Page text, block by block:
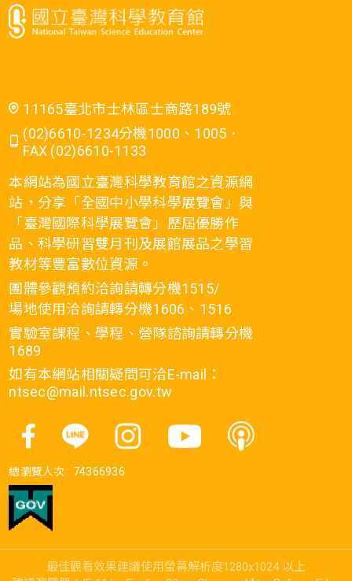
11165臺北市士林區士商路189號
(02)6610-1234分機1000、1005．
FAX (02)6610-1133
本網站為國立臺灣科學教育館之資源網
站，分享「全國中小學科學展覽會」與
「臺灣國際科學展覽會」歷屆優勝作
品、科學研習雙月刊及展館展品之學習
教材等豐富數位資源。
團體參觀預約洽詢請轉分機1515/
場地使用洽詢請轉分機1606、1516
實驗室課程、學程、營隊諮詢請轉分機
1689
如有本網站相關疑問可洽E-mail：
ntsec@mail.ntsec.gov.tw
總瀏覽人次 : 74366936
最佳觀看效果建議使用螢幕解析度1280x1024 以上